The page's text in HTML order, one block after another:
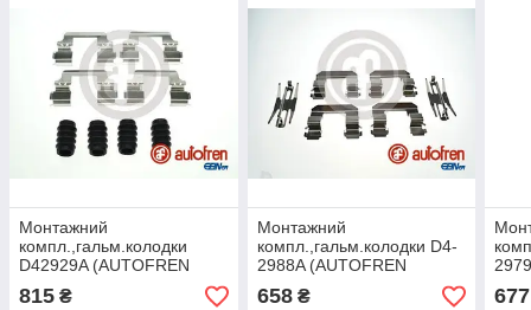
Монтажний
компл.,гальм.колодки
D42929A (AUTOFREN
SEINSA)
815 ₴
Монтажний
компл.,гальм.колодки D4-
2988A (AUTOFREN
SEINSA)
658₴ 677